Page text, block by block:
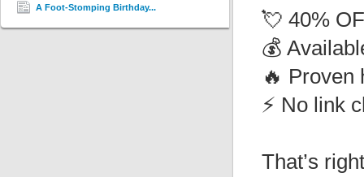
A Foot-Stomping Birthday...
💘 40%
💰
🔥 Proven
⚡ No link
That’s